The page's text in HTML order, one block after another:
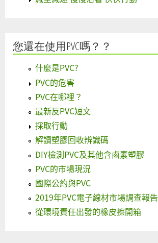
您還在使用PVC嗎？？
什麼是PVC?
PVC的危害
PVC在哪裡？
最新反PVC短文
採取行動
解讀塑膠回收辨識碼
DIY檢測PVC及其他含鹵素塑膠
PVC的市場現況
國際公約與PVC
2019年PVC電子線材市場調查報告
從環境責任出發的橡皮擦開箱